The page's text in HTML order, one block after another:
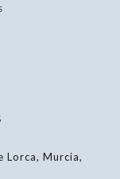
Lorca, Murcia,